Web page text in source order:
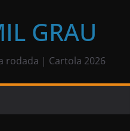
GRAU
rodada | Cartola 2026